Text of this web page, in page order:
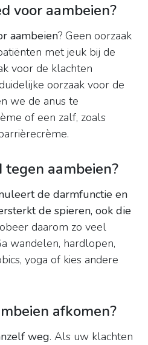
voor aambeien?
aambeien? Geen oorzaak
met jeuk bij de
voor de klachten
oorzaak voor de
we de anus te
of een zalf, zoals
aambeien?
de darmfunctie en
de spieren, ook die
daarom zo veel
wandelen, hardlopen,
yoga of kies andere
afkomen?
weg. Als uw klachten